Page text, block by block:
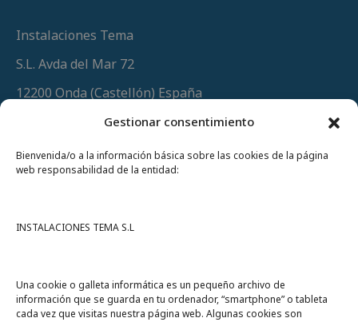
Gestionar consentimiento
Bienvenida/o a la información básica sobre las cookies de la página
web responsabilidad de la entidad:
INSTALACIONES TEMA S.L
Una cookie o galleta informática es un pequeño archivo de
información que se guarda en tu ordenador, “smartphone” o tableta
cada vez que visitas nuestra página web. Algunas cookies son
Instalaciones Tema
S.L. Avda del Mar 72
12200 Onda (Castellón) España
(+34) 964 60 34 34
Urgencias y whatsapp649 406 493